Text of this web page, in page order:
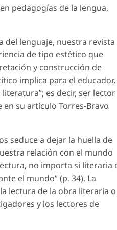
pedagogías de la lengua,
del lenguaje, nuestra revista
de tipo estético que
y construcción de
implica para el educador,
es decir, ser lector
en su artículo Torres-Bravo
seduce a dejar la huella de
relación con el mundo
no importa si literaria
el mundo” (p. 34). La
lectura de la obra literaria o
y los lectores de